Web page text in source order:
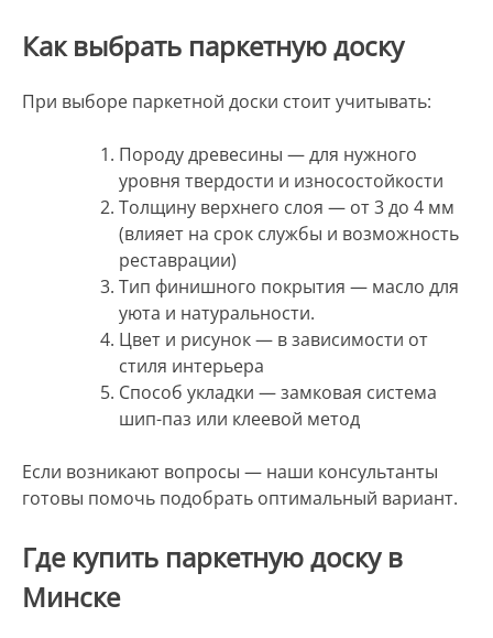
Как выбрать паркетную доску
При выборе паркетной доски стоит учитывать:
Породу древесины — для нужного
уровня твердости и износостойкости
Толщину верхнего слоя — от 3 до 4 мм
(влияет на срок службы и возможность
реставрации)
Тип финишного покрытия — масло для
уюта и натуральности.
Цвет и рисунок — в зависимости от
стиля интерьера
Способ укладки — замковая система
шип-паз или клеевой метод
Если возникают вопросы — наши консультанты
готовы помочь подобрать оптимальный вариант.
Где купить паркетную доску в
Минске